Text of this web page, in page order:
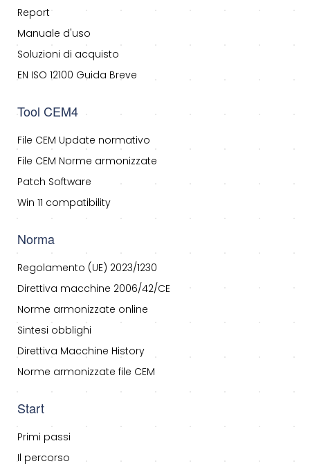
Report
Manuale d'uso
Soluzioni di acquisto
EN ISO 12100 Guida Breve
Tool CEM4
File CEM Update normativo
File CEM Norme armonizzate
Patch Software
Win 11 compatibility
Norma
Regolamento (UE) 2023/1230
Direttiva macchine 2006/42/CE
Norme armonizzate online
Sintesi obblighi
Direttiva Macchine History
Norme armonizzate file CEM
Start
Primi passi
Il percorso